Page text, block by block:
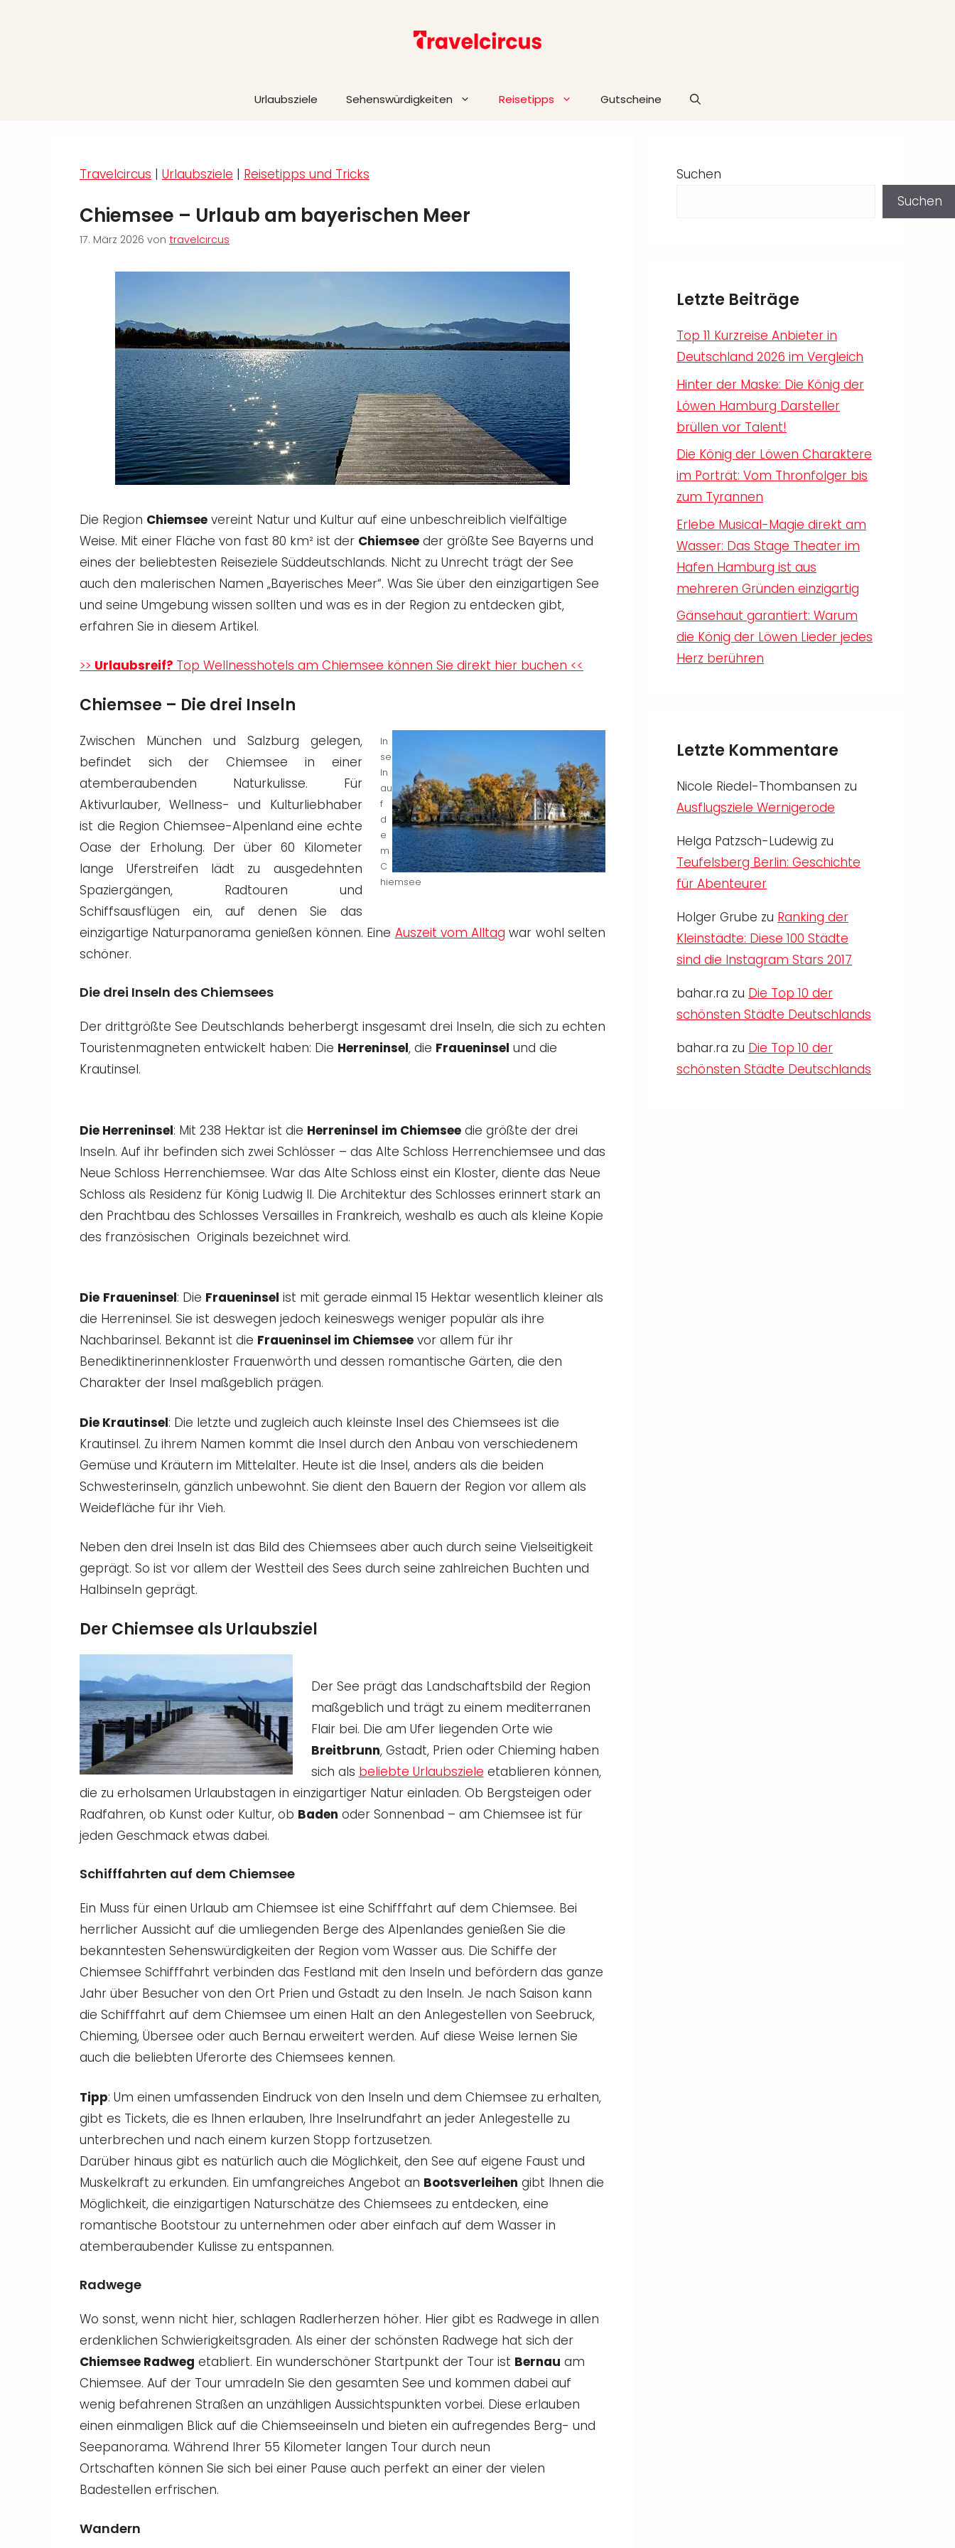
Urlaubsziele Sehenswürdigkeiten Reisetipps Gutscheine
Travelcircus | Urlaubsziele | Reisetipps und Tricks
Chiemsee – Urlaub am bayerischen Meer
17. März 2026 von travelcircus
Die Region Chiemsee vereint Natur und Kultur auf eine unbeschreiblich vielfältige
Weise. Mit einer Fläche von fast 80 km² ist der Chiemsee der größte See Bayerns und
eines der beliebtesten Reiseziele Süddeutschlands. Nicht zu Unrecht trägt der See
auch den malerischen Namen „Bayerisches Meer“. Was Sie über den einzigartigen See
und seine Umgebung wissen sollten und was es in der Region zu entdecken gibt,
erfahren Sie in diesem Artikel.
>> Urlaubsreif? Top Wellnesshotels am Chiemsee können Sie direkt hier buchen <<
Chiemsee – Die drei Inseln
In
se
ln
au
f
d
e
m
C
hiemsee
Zwischen München und Salzburg gelegen,
befindet sich der Chiemsee in einer
atemberaubenden Naturkulisse. Für
Aktivurlauber, Wellness- und Kulturliebhaber
ist die Region Chiemsee-Alpenland eine echte
Oase der Erholung. Der über 60 Kilometer
lange Uferstreifen lädt zu ausgedehnten
Spaziergängen, Radtouren und
Schiffsausflügen ein, auf denen Sie das
einzigartige Naturpanorama genießen können. Eine Auszeit vom Alltag war wohl selten
schöner.
Die drei Inseln des Chiemsees
Der drittgrößte See Deutschlands beherbergt insgesamt drei Inseln, die sich zu echten
Touristenmagneten entwickelt haben: Die Herreninsel, die Fraueninsel und die
Krautinsel.
Die Herreninsel: Mit 238 Hektar ist die Herreninsel im Chiemsee die größte der drei
Inseln. Auf ihr befinden sich zwei Schlösser – das Alte Schloss Herrenchiemsee und das
Neue Schloss Herrenchiemsee. War das Alte Schloss einst ein Kloster, diente das Neue
Schloss als Residenz für König Ludwig II. Die Architektur des Schlosses erinnert stark an
den Prachtbau des Schlosses Versailles in Frankreich, weshalb es auch als kleine Kopie
des französischen Originals bezeichnet wird.
Die Fraueninsel: Die Fraueninsel ist mit gerade einmal 15 Hektar wesentlich kleiner als
die Herreninsel. Sie ist deswegen jedoch keineswegs weniger populär als ihre
Nachbarinsel. Bekannt ist die Fraueninsel im Chiemsee vor allem für ihr
Benediktinerinnenkloster Frauenwörth und dessen romantische Gärten, die den
Charakter der Insel maßgeblich prägen.
Die Krautinsel: Die letzte und zugleich auch kleinste Insel des Chiemsees ist die
Krautinsel. Zu ihrem Namen kommt die Insel durch den Anbau von verschiedenem
Gemüse und Kräutern im Mittelalter. Heute ist die Insel, anders als die beiden
Schwesterinseln, gänzlich unbewohnt. Sie dient den Bauern der Region vor allem als
Weidefläche für ihr Vieh.
Neben den drei Inseln ist das Bild des Chiemsees aber auch durch seine Vielseitigkeit
geprägt. So ist vor allem der Westteil des Sees durch seine zahlreichen Buchten und
Halbinseln geprägt.
Der Chiemsee als Urlaubsziel
Der See prägt das Landschaftsbild der Region
maßgeblich und trägt zu einem mediterranen
Flair bei. Die am Ufer liegenden Orte wie
Breitbrunn, Gstadt, Prien oder Chieming haben
sich als beliebte Urlaubsziele etablieren können,
die zu erholsamen Urlaubstagen in einzigartiger Natur einladen. Ob Bergsteigen oder
Radfahren, ob Kunst oder Kultur, ob Baden oder Sonnenbad – am Chiemsee ist für
jeden Geschmack etwas dabei.
Schifffahrten auf dem Chiemsee
Ein Muss für einen Urlaub am Chiemsee ist eine Schifffahrt auf dem Chiemsee. Bei
herrlicher Aussicht auf die umliegenden Berge des Alpenlandes genießen Sie die
bekanntesten Sehenswürdigkeiten der Region vom Wasser aus. Die Schiffe der
Chiemsee Schifffahrt verbinden das Festland mit den Inseln und befördern das ganze
Jahr über Besucher von den Ort Prien und Gstadt zu den Inseln. Je nach Saison kann
die Schifffahrt auf dem Chiemsee um einen Halt an den Anlegestellen von Seebruck,
Chieming, Übersee oder auch Bernau erweitert werden. Auf diese Weise lernen Sie
auch die beliebten Uferorte des Chiemsees kennen.
Tipp: Um einen umfassenden Eindruck von den Inseln und dem Chiemsee zu erhalten,
gibt es Tickets, die es Ihnen erlauben, Ihre Inselrundfahrt an jeder Anlegestelle zu
unterbrechen und nach einem kurzen Stopp fortzusetzen.
Darüber hinaus gibt es natürlich auch die Möglichkeit, den See auf eigene Faust und
Muskelkraft zu erkunden. Ein umfangreiches Angebot an Bootsverleihen gibt Ihnen die
Möglichkeit, die einzigartigen Naturschätze des Chiemsees zu entdecken, eine
romantische Bootstour zu unternehmen oder aber einfach auf dem Wasser in
atemberaubender Kulisse zu entspannen.
Radwege
Wo sonst, wenn nicht hier, schlagen Radlerherzen höher. Hier gibt es Radwege in allen
erdenklichen Schwierigkeitsgraden. Als einer der schönsten Radwege hat sich der
Chiemsee Radweg etabliert. Ein wunderschöner Startpunkt der Tour ist Bernau am
Chiemsee. Auf der Tour umradeln Sie den gesamten See und kommen dabei auf
wenig befahrenen Straßen an unzähligen Aussichtspunkten vorbei. Diese erlauben
einen einmaligen Blick auf die Chiemseeinseln und bieten ein aufregendes Berg- und
Seepanorama. Während Ihrer 55 Kilometer langen Tour durch neun
Ortschaften können Sie sich bei einer Pause auch perfekt an einer der vielen
Badestellen erfrischen.
Wandern
Suchen
Suchen
Letzte Beiträge
Top 11 Kurzreise Anbieter in
Deutschland 2026 im Vergleich
Hinter der Maske: Die König der
Löwen Hamburg Darsteller
brüllen vor Talent!
Die König der Löwen Charaktere
im Porträt: Vom Thronfolger bis
zum Tyrannen
Erlebe Musical-Magie direkt am
Wasser: Das Stage Theater im
Hafen Hamburg ist aus
mehreren Gründen einzigartig
Gänsehaut garantiert: Warum
die König der Löwen Lieder jedes
Herz berühren
Letzte Kommentare
Nicole Riedel-Thombansen zu
Ausflugsziele Wernigerode
Helga Patzsch-Ludewig zu
Teufelsberg Berlin: Geschichte
für Abenteurer
Holger Grube zu Ranking der
Kleinstädte: Diese 100 Städte
sind die Instagram Stars 2017
bahar.ra zu Die Top 10 der
schönsten Städte Deutschlands
bahar.ra zu Die Top 10 der
schönsten Städte Deutschlands